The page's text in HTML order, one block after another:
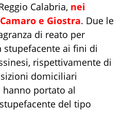
Calabria, nei
e Giostra. Due le
di reato per
stupefacente ai fini di
i, rispettivamente di
domiciliari
portato al
del tipo